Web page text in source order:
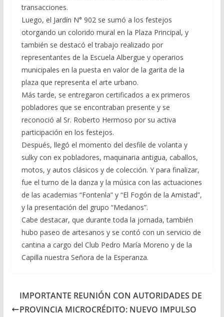
transacciones.
Luego, el Jardín N° 902 se sumó a los festejos
otorgando un colorido mural en la Plaza Principal, y
también se destacó el trabajo realizado por
representantes de la Escuela Albergue y operarios
municipales en la puesta en valor de la garita de la
plaza que representa el arte urbano.
Más tarde, se entregaron certificados a ex primeros
pobladores que se encontraban presente y se
reconoció al Sr. Roberto Hermoso por su activa
participación en los festejos.
Después, llegó el momento del desfile de volanta y
sulky con ex pobladores, maquinaria antigua, caballos,
motos, y autos clásicos y de colección. Y para finalizar,
fue el turno de la danza y la música con las actuaciones
de las academias “Fontenla” y “El Fogón de la Amistad”,
y la presentación del grupo “Medanos”.
Cabe destacar, que durante toda la jornada, también
hubo paseo de artesanos y se contó con un servicio de
cantina a cargo del Club Pedro María Moreno y de la
Capilla nuestra Señora de la Esperanza.
IMPORTANTE REUNIÓN CON AUTORIDADES DE
PROVINCIA MICROCRÉDITO: NUEVO IMPULSO